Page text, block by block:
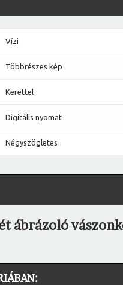
Vízi
Többrészes kép
Kerettel
Digitális nyomat
Négyszögletes
ábrázoló